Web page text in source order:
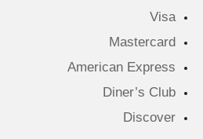
Visa
Mastercard
American Express
Diner’s Club
Discover